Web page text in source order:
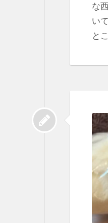
な
い
と